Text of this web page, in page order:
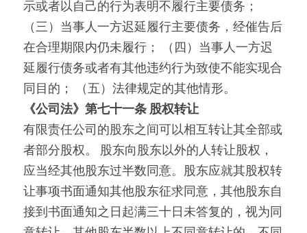
示或者以自己的行为表明不履行主要债务；
（三）当事人一方迟延履行主要债务，经催告后
在合理期限内仍未履行； （四）当事人一方迟
延履行债务或者有其他违约行为致使不能实现合
同目的； （五）法律规定的其他情形。
《公司法》第七十一条 股权转让
有限责任公司的股东之间可以相互转让其全部或
者部分股权。 股东向股东以外的人转让股权，
应当经其他股东过半数同意。股东应就其股权转
让事项书面通知其他股东征求同意，其他股东自
接到书面通知之日起满三十日未答复的，视为同